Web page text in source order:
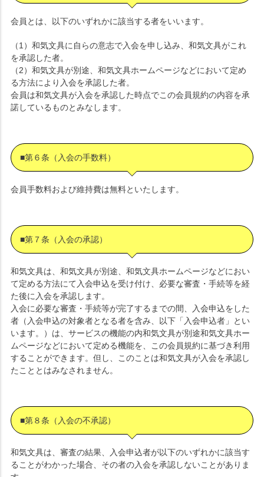
会員とは、以下のいずれかに該当する者をいいます。
（1）和気文具に自らの意志で入会を申し込み、和気文具がこれ
を承認した者。
（2）和気文具が別途、和気文具ホームページなどにおいて定め
る方法により入会を承認した者。
会員は和気文具が入会を承認した時点でこの会員規約の内容を承
諾しているものとみなします。
■第６条（入会の手数料）
会員手数料および維持費は無料といたします。
■第７条（入会の承認）
和気文具は、和気文具が別途、和気文具ホームページなどにおい
て定める方法にて入会申込を受け付け、必要な審査・手続等を経
た後に入会を承認します。
入会に必要な審査・手続等が完了するまでの間、入会申込をした
者（入会申込の対象者となる者を含み、以下「入会申込者」とい
います。）は、サービスの機能の内和気文具が別途和気文具ホー
ムページなどにおいて定める機能を、この会員規約に基づき利用
することができます。但し、このことは和気文具が入会を承認し
たこととはみなされません。
■第８条（入会の不承認）
和気文具は、審査の結果、入会申込者が以下のいずれかに該当す
ることがわかった場合、その者の入会を承認しないことがありま